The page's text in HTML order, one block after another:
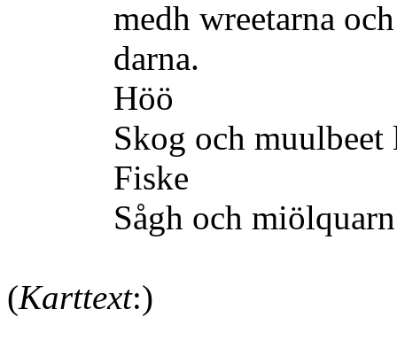
medh wreetarna och
darna.
Höö
Skog och muulbeet
Sågh och
(Karttext:)